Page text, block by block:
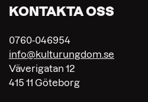
KONTAKTA OSS
0760-046954
info@kulturungdom.se
Väverigatan 12
415 11 Göteborg